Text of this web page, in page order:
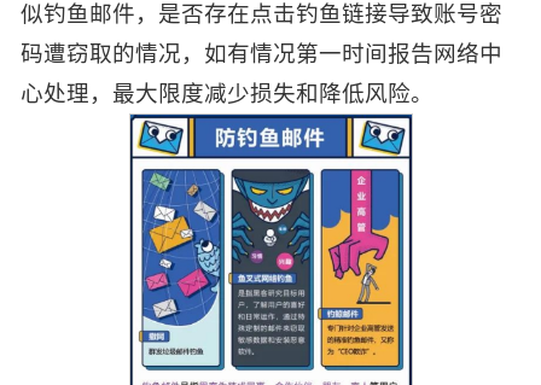
似钓鱼邮件，是否存在点击钓鱼链接导致账号密
码遭窃取的情况，如有情况第一时间报告网络中
心处理，最大限度减少损失和降低风险。